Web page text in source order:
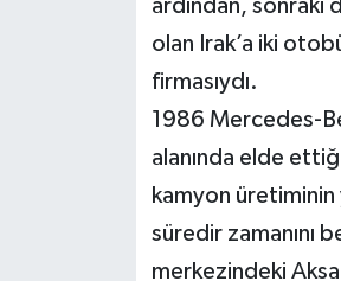
ardından, sonraki
olan Irak’a iki
firmasıydı.
1986 Mercedes-
alanında elde
kamyon üretiminin
süredir zamanını
merkezindeki